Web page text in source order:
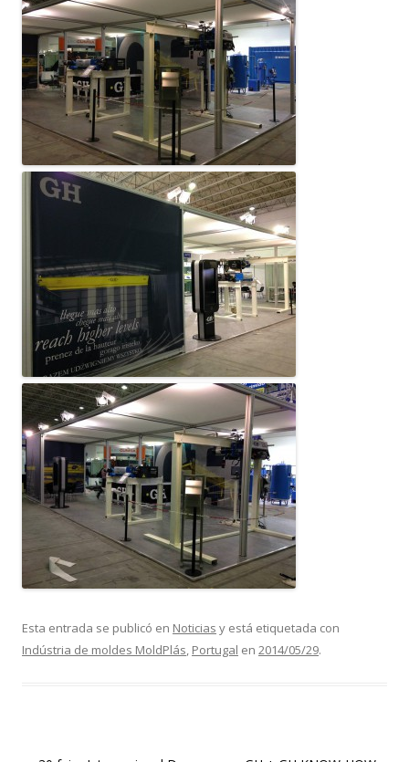
Esta entrada se publicó en Noticias y está etiquetada con
Indústria de moldes MoldPlás, Portugal en 2014/05/29.